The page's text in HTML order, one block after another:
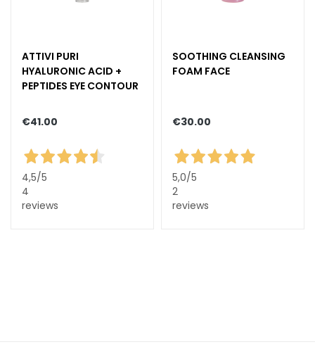
n
g
r
g
h
t
e
ATTIVI PURI
HYALURONIC ACID +
PEPTIDES EYE CONTOUR
€41.00
4,5/5
4
reviews
SOOTHING CLEANSING
FOAM FACE
€30.00
5,0/5
2
reviews